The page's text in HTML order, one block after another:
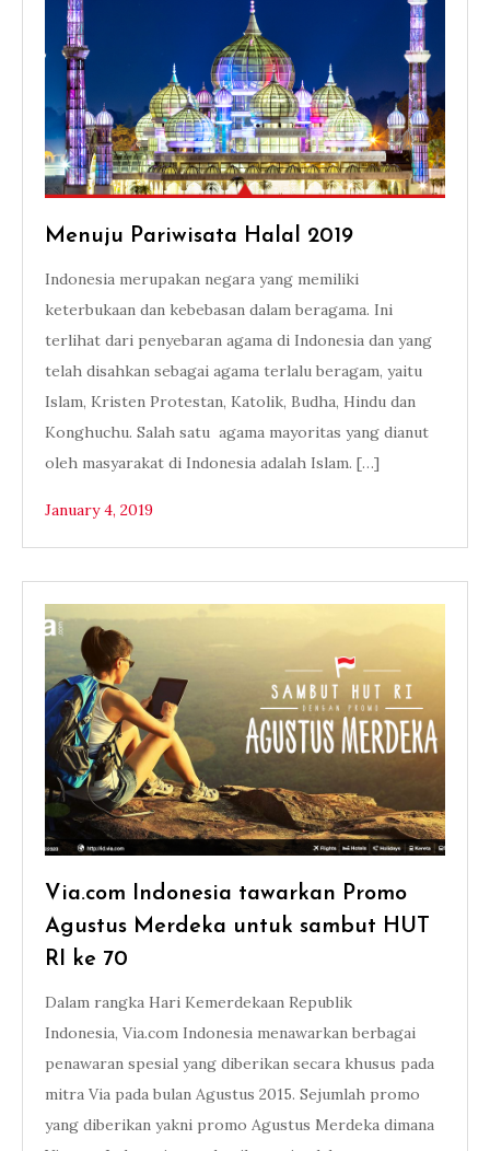
Menuju Pariwisata Halal 2019
Indonesia merupakan negara yang memiliki
keterbukaan dan kebebasan dalam beragama. Ini
terlihat dari penyebaran agama di Indonesia dan yang
telah disahkan sebagai agama terlalu beragam, yaitu
Islam, Kristen Protestan, Katolik, Budha, Hindu dan
Konghuchu. Salah satu agama mayoritas yang dianut
oleh masyarakat di Indonesia adalah Islam. […]
January 4, 2019
Via.com Indonesia tawarkan Promo
Agustus Merdeka untuk sambut HUT
RI ke 70
Dalam rangka Hari Kemerdekaan Republik
Indonesia, Via.com Indonesia menawarkan berbagai
penawaran spesial yang diberikan secara khusus pada
mitra Via pada bulan Agustus 2015. Sejumlah promo
yang diberikan yakni promo Agustus Merdeka dimana